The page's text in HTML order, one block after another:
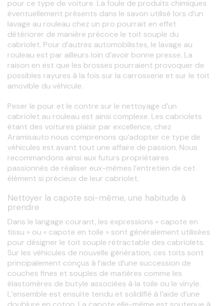
pour ce type de voiture. La foule de produits chimiques
éventuellement présents dans le savon utilisé lors d’un
lavage au rouleau chez un pro pourrait en effet
détériorer de manière précoce le toit souple du
cabriolet. Pour d’autres automobilistes, le lavage au
rouleau est par ailleurs loin d’avoir bonne presse. La
raison en est que les brosses pourraient provoquer de
possibles rayures à la fois sur la carrosserie et sur le toit
amovible du véhicule.
Peser le pour et le contre sur le nettoyage d’un
cabriolet au rouleau est ainsi complexe. Les cabriolets
étant des voitures plaisir par excellence, chez
Aramisauto nous comprenons qu’adopter ce type de
véhicules est avant tout une affaire de passion. Nous
recommandons ainsi aux futurs propriétaires
passionnés de réaliser eux-mêmes l’entretien de cet
Nettoyer la capote soi-même, une habitude à
prendre
Dans le langage courant, les expressions « capote en
tissu » ou « capote en toile » sont généralement utilisées
pour désigner le toit souple rétractable des cabriolets.
Sur les véhicules de nouvelle génération, ces toits sont
principalement conçus à l’aide d’une succession de
couches fines et souples de matières comme les
élastomères de butyle associées à la toile ou le vinyle.
L’ensemble est ensuite tendu et solidifié à l’aide d’une